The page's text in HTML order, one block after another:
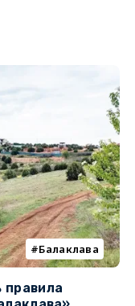
Балаклава